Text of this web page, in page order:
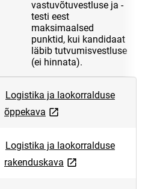
vastuvõtuvestluse ja -
testi eest
maksimaalsed
punktid, kui kandidaat
läbib tutvumisvestluse
(ei hinnata).
Logistika ja laokorralduse
õppekava link opens on new page
Logistika ja laokorralduse
rakenduskava link opens on new